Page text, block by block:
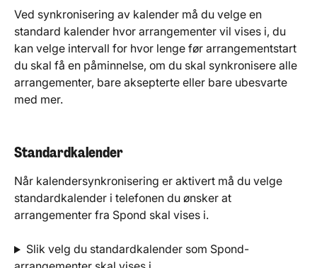
Ved synkronisering av kalender må du velge en
standard kalender hvor arrangementer vil vises i, du
kan velge intervall for hvor lenge før arrangementstart
du skal få en påminnelse, om du skal synkronisere alle
arrangementer, bare aksepterte eller bare ubesvarte
med mer.
Standardkalender
Når kalendersynkronisering er aktivert må du velge
standardkalender i telefonen du ønsker at
arrangementer fra Spond skal vises i.
Slik velg du standardkalender som Spond-